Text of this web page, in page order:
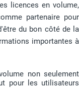
licences en volume,
partenaire pour
du bon côté de la
importantes à
non seulement
pour les utilisateurs